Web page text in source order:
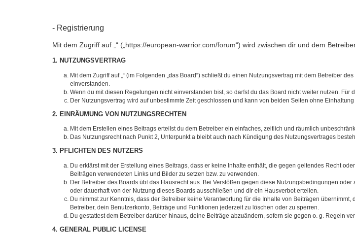
- Registrierung
Mit dem Zugriff auf „“ („https://european-warrior.com/forum“) wird zwischen dir und dem
1. NUTZUNGSVERTRAG
Mit dem Zugriff auf „“ (im Folgenden „das Board“) schließt du einen Nutzungsvertrag mit dem Betreiber
einverstanden.
Wenn du mit diesen Regelungen nicht einverstanden bist, so darfst du das Board nicht weiter nutzen.
Der Nutzungsvertrag wird auf unbestimmte Zeit geschlossen und kann von beiden Seiten ohne
2. EINRÄUMUNG VON NUTZUNGSRECHTEN
Mit dem Erstellen eines Beitrags erteilst du dem Betreiber ein einfaches, zeitlich und räumlich
Das Nutzungsrecht nach Punkt 2, Unterpunkt a bleibt auch nach Kündigung des Nutzungsvertrages
3. PFLICHTEN DES NUTZERS
Du erklärst mit der Erstellung eines Beitrags, dass er keine Inhalte enthält, die gegen geltendes Recht
Beiträgen verwendeten Links und Bilder zu setzen bzw. zu verwenden.
Der Betreiber des Boards übt das Hausrecht aus. Bei Verstößen gegen diese Nutzungsbedingungen
oder dauerhaft von der Nutzung dieses Boards ausschließen und dir ein Hausverbot erteilen.
Du nimmst zur Kenntnis, dass der Betreiber keine Verantwortung für die Inhalte von Beiträgen
Betreiber, dein Benutzerkonto, Beiträge und Funktionen jederzeit zu löschen oder zu sperren.
Du gestattest dem Betreiber darüber hinaus, deine Beiträge abzuändern, sofern sie gegen o. g. Regeln
4. GENERAL PUBLIC LICENSE